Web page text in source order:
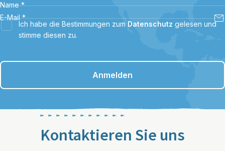
Name *
E-Mail *
Ich habe die Bestimmungen zum Datenschutz gelesen und
stimme diesen zu.
Anmelden
Kontaktieren Sie uns